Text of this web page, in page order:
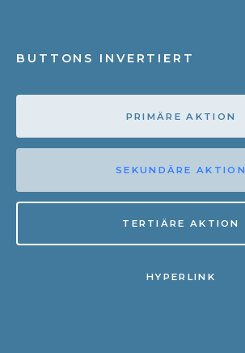
BUTTONS INVERTIERT
PRIMÄRE AKTION
SEKUNDÄRE AKTION
TERTIÄRE AKTION
HYPERLINK